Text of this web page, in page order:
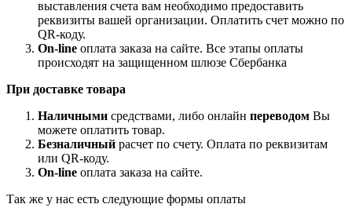
выставления счета вам необходимо предоставить
реквизиты вашей организации. Оплатить счет можно по
QR-коду.
On-line оплата заказа на сайте. Все этапы оплаты
происходят на защищенном шлюзе Сбербанка
При доставке товара
Наличными средствами, либо онлайн переводом Вы
можете оплатить товар.
Безналичный расчет по счету. Оплата по реквизитам
или QR-коду.
On-line оплата заказа на сайте.
Так же у нас есть следующие формы оплаты